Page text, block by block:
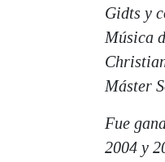
Gidts y
Música
Máster
Fue
2004 y